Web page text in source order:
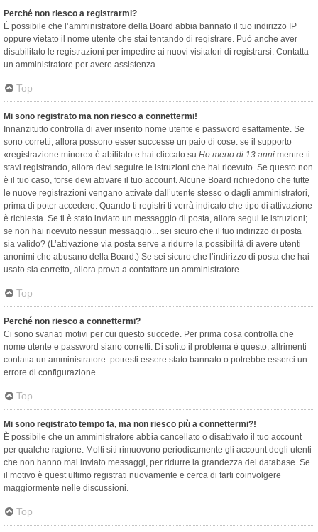
Perché non riesco a registrarmi?
È possibile che l’amministratore della Board abbia bannato il tuo indirizzo IP
oppure vietato il nome utente che stai tentando di registrare. Può anche aver
disabilitato le registrazioni per impedire ai nuovi visitatori di registrarsi. Contatta
un amministratore per avere assistenza.
Top
Mi sono registrato ma non riesco a connettermi!
Innanzitutto controlla di aver inserito nome utente e password esattamente. Se
sono corretti, allora possono esser successe un paio di cose: se il supporto
«registrazione minore» è abilitato e hai cliccato su Ho meno di 13 anni mentre ti
stavi registrando, allora devi seguire le istruzioni che hai ricevuto. Se questo non
è il tuo caso, forse devi attivare il tuo account. Alcune Board richiedono che tutte
le nuove registrazioni vengano attivate dall’utente stesso o dagli amministratori,
prima di poter accedere. Quando ti registri ti verrà indicato che tipo di attivazione
è richiesta. Se ti è stato inviato un messaggio di posta, allora segui le istruzioni;
se non hai ricevuto nessun messaggio... sei sicuro che il tuo indirizzo di posta
sia valido? (L’attivazione via posta serve a ridurre la possibilità di avere utenti
anonimi che abusano della Board.) Se sei sicuro che l’indirizzo di posta che hai
usato sia corretto, allora prova a contattare un amministratore.
Top
Perché non riesco a connettermi?
Ci sono svariati motivi per cui questo succede. Per prima cosa controlla che
nome utente e password siano corretti. Di solito il problema è questo, altrimenti
contatta un amministratore: potresti essere stato bannato o potrebbe esserci un
errore di configurazione.
Top
Mi sono registrato tempo fa, ma non riesco più a connettermi?!
È possibile che un amministratore abbia cancellato o disattivato il tuo account
per qualche ragione. Molti siti rimuovono periodicamente gli account degli utenti
che non hanno mai inviato messaggi, per ridurre la grandezza del database. Se
il motivo è quest’ultimo registrati nuovamente e cerca di farti coinvolgere
maggiormente nelle discussioni.
Top